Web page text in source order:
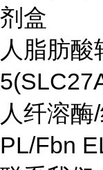
剂盒
人脂肪酸
人纤溶
PL/Fbn